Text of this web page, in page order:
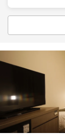
朝食付き 現地決
【大浴場×サ
【13時イン-